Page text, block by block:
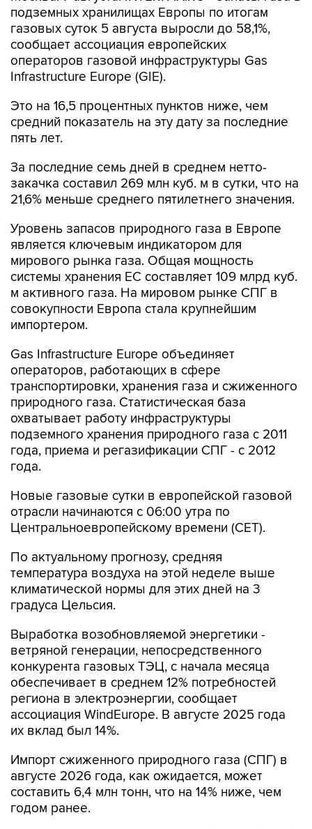
сообщает ассоциация европейских
операторов газовой инфраструктуры Gas
Infrastructure Europe (GIE).
Это на 16,5 процентных пунктов ниже, чем
пять лет.
За последние семь дней в среднем нетто-
21,6% меньше среднего пятилетнего значения.
Уровень запасов природного газа в Европе
мирового рынка газа. Общая мощность
системы хранения ЕС составляет 109 млрд куб.
м активного газа. На мировом рынке СПГ в
совокупности Европа стала крупнейшим
импортером.
Gas Infrastructure Europe объединяет
транспортировки, хранения газа и сжиженного
природного газа. Статистическая база
охватывает работу инфраструктуры
подземного хранения природного газа с 2011
года, приема и регазификации СПГ - с 2012
года.
Новые газовые сутки в европейской газовой
Центральноевропейскому времени (CET).
По актуальному прогнозу, средняя
климатической нормы для этих дней на 3
градуса Цельсия.
Выработка возобновляемой энергетики -
конкурента газовых ТЭЦ, с начала месяца
обеспечивает в среднем 12% потребностей
региона в электроэнергии, сообщает
ассоциация WindEurope. В августе 2025 года
их вклад был 14%.
Импорт сжиженного природного газа (СПГ) в
составить 6,4 млн тонн, что на 14% ниже, чем
годом ранее.
Gas Infrastructure Europe